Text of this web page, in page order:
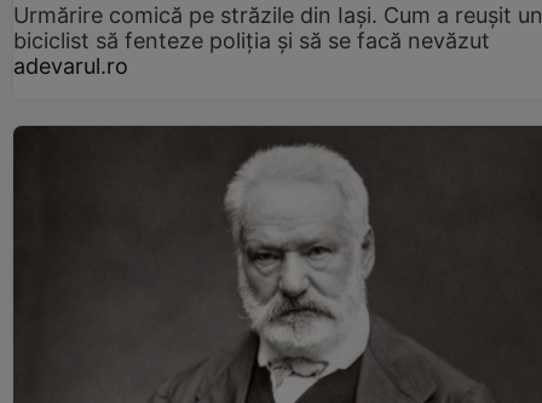
Urmărire comică pe străzile din Iași. Cum a reușit un
biciclist să fenteze poliția și să se facă nevăzut
adevarul.ro